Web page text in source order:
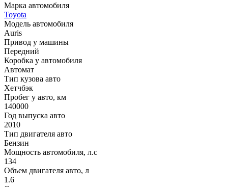
Марка автомобиля
Toyota
Модель автомобиля
Auris
Привод у машины
Передний
Коробка у автомобиля
Автомат
Тип кузова авто
Хетчбэк
Пробег у авто, км
140000
Год выпуска авто
2010
Тип двигателя авто
Бензин
Мощность автомобиля, л.с
134
Объем двигателя авто, л
1.6